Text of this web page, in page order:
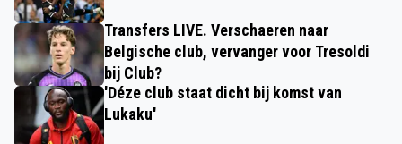
Transfers LIVE. Verschaeren naar
Belgische club, vervanger voor Tresoldi
bij Club?
'Déze club staat dicht bij komst van
Lukaku'